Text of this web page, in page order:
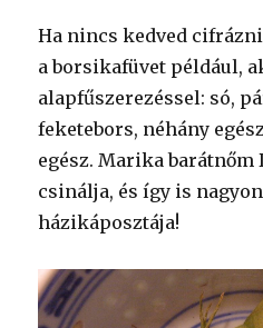
Ha nincs kedved
a borsikafüvet például,
alapfűszerezéssel: só,
feketebors, néhány
egész. Marika
csinálja, és így is
házikáposztája!